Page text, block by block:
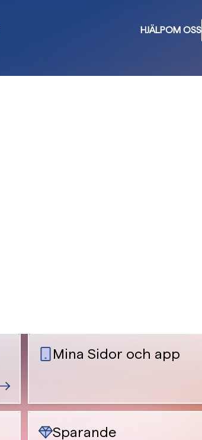
HJÄLPOM OSS
Mina Sidor och app
Sparande